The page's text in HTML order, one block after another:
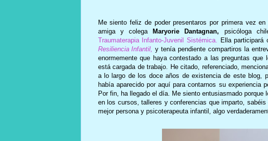
Me siento feliz de poder presentaros por primera vez
amiga y colegaMaryorie Dantagnan, psicóloga
Traumaterapia Infanto-Juvenil Sistémica.
Ella participará
Resiliencia Infantil, y tenía pendiente compartiros la
enormemente que haya contestado a las preguntas
está cargada de trabajo. He citado, referenciado,
a lo largo de los doce años de existencia de este blog,
había aparecido por aquí para contarnos su experiencia
Por fin, ha llegado el día. Me siento entusiasmado
en los cursos, talleres y conferencias que imparto,
mejor persona y psicoterapeuta infantil, algo